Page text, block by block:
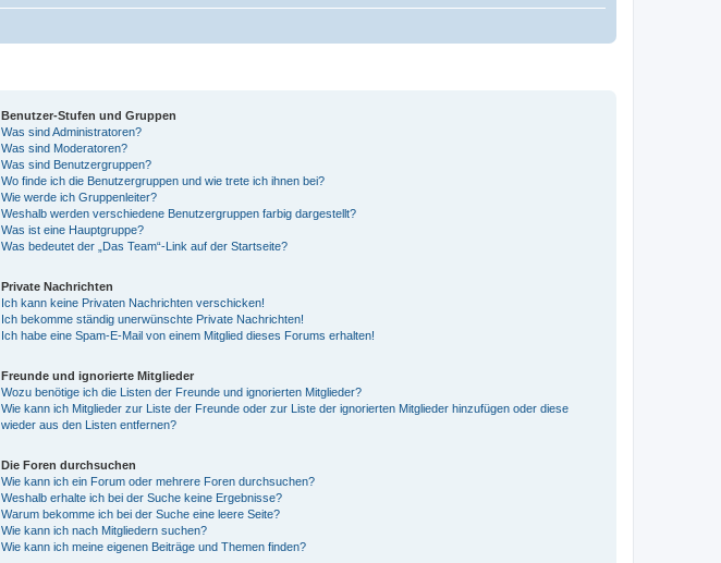
Benutzer-Stufen und Gruppen
Was sind Administratoren?
Was sind Moderatoren?
Was sind Benutzergruppen?
Wo finde ich die Benutzergruppen und wie trete ich ihnen bei?
Wie werde ich Gruppenleiter?
Weshalb werden verschiedene Benutzergruppen farbig dargestellt?
Was ist eine Hauptgruppe?
Was bedeutet der „Das Team“-Link auf der Startseite?
Private Nachrichten
Ich kann keine Privaten Nachrichten verschicken!
Ich bekomme ständig unerwünschte Private Nachrichten!
Ich habe eine Spam-E-Mail von einem Mitglied dieses Forums erhalten!
Freunde und ignorierte Mitglieder
Wozu benötige ich die Listen der Freunde und ignorierten Mitglieder?
Wie kann ich Mitglieder zur Liste der Freunde oder zur Liste der ignorierten Mitglieder hinzufügen oder diese
wieder aus den Listen entfernen?
Die Foren durchsuchen
Wie kann ich ein Forum oder mehrere Foren durchsuchen?
Weshalb erhalte ich bei der Suche keine Ergebnisse?
Warum bekomme ich bei der Suche eine leere Seite?
Wie kann ich nach Mitgliedern suchen?
Wie kann ich meine eigenen Beiträge und Themen finden?